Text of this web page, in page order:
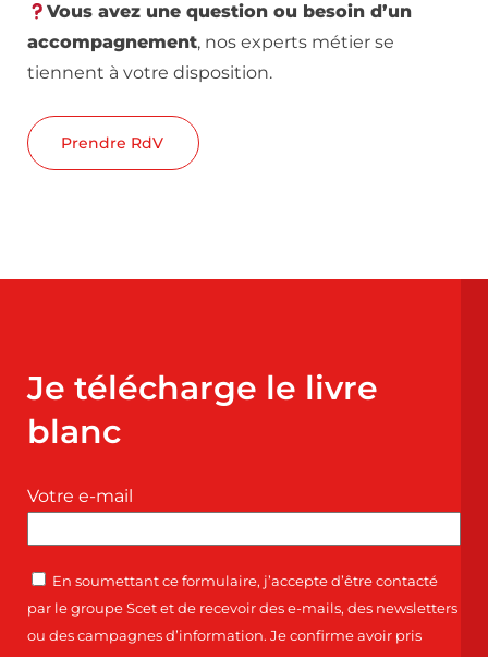
Vous avez une question ou besoin d’un
accompagnement, nos experts métier se
tiennent à votre disposition.
Prendre RdV
Je télécharge le livre
blanc
Votre e-mail
En soumettant ce formulaire, j’accepte d’être contacté
par le groupe Scet et de recevoir des e-mails, des newsletters
ou des campagnes d’information. Je confirme avoir pris